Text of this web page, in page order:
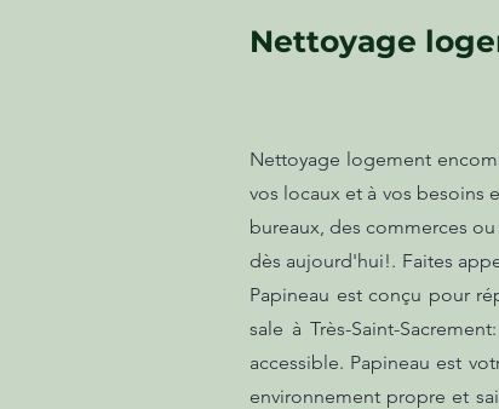
Nettoyage
Nettoyage logement
vos locaux et à vos besoins
bureaux, des commerces
dès aujourd'hui!. Faites
Papineau est conçu pour
sale à Très-Saint-
accessible. Papineau est
environnement propre et